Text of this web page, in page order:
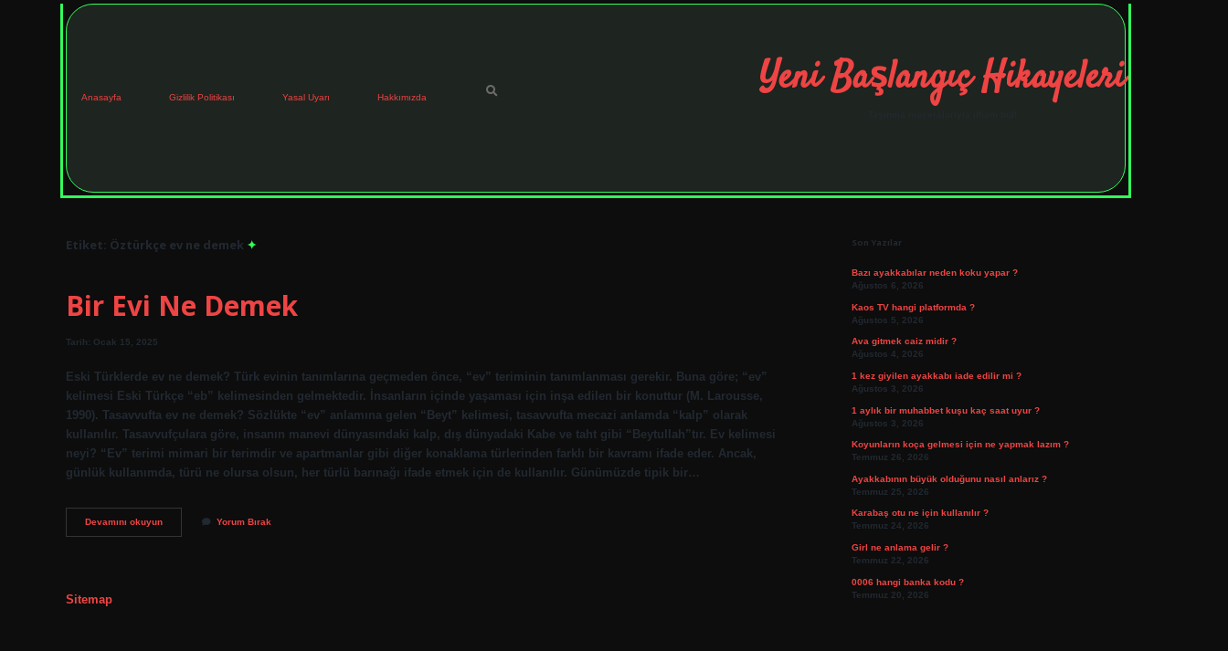
Anasayfa Gizlilik Politikası Yasal Uyarı Hakkımızda Yeni Başlangıç Hikayeleri
Etiket: Öztürkçe ev ne demek
Bir Evi Ne Demek
Tarih: Ocak 15, 2025
Eski Türklerde ev ne demek? Türk evinin tanımlarına geçmeden önce, “ev” teriminin tanımlanması gerekir. Buna göre; “ev”
kelimesi Eski Türkçe “eb” kelimesinden gelmektedir. İnsanların içinde yaşaması için inşa edilen bir konuttur (M. Larousse,
1990). Tasavvufta ev ne demek? Sözlükte “ev” anlamına gelen “Beyt” kelimesi, tasavvufta mecazi anlamda “kalp” olarak
kullanılır. Tasavvufçulara göre, insanın manevi dünyasındaki kalp, dış dünyadaki Kabe ve taht gibi “Beytullah”tır. Ev kelimesi
neyi? “Ev” terimi mimari bir terimdir ve apartmanlar gibi diğer konaklama türlerinden farklı bir kavramı ifade eder. Ancak,
günlük kullanımda, türü ne olursa olsun, her türlü barınağı ifade etmek için de kullanılır. Günümüzde tipik bir…
Devamını okuyunBir
Evi
Yorum Bırak
Sitemap
Son Yazılar
Bazı ayakkabılar neden koku yapar ?
Ağustos 6, 2026
Kaos TV hangi platformda ?
Ağustos 5, 2026
Ava gitmek caiz midir ?
Ağustos 4, 2026
1 kez giyilen ayakkabı iade edilir mi ?
Ağustos 3, 2026
1 aylık bir muhabbet kuşu kaç saat uyur ?
Ağustos 3, 2026
Koyunların koça gelmesi için ne yapmak lazım ?
Temmuz 26, 2026
Ayakkabının büyük olduğunu nasıl anlarız ?
Temmuz 25, 2026
Karabaş otu ne için kullanılır ?
Temmuz 24, 2026
Girl ne anlama gelir ?
Temmuz 22, 2026
0006 hangi banka kodu ?
Temmuz 20, 2026
tulipbetelexbett.net